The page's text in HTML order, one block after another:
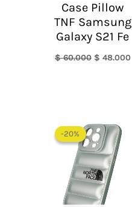
Case Pillow
TNF Samsung
Galaxy S21 Fe
$60.000 $ 48.000
-20%
-20%
precio
original
era:
$ 60.000.